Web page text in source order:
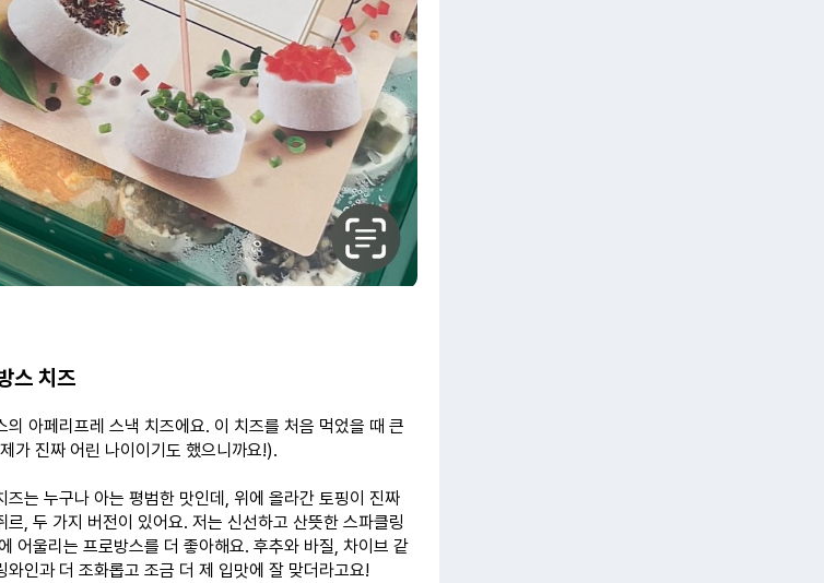
스 치즈
아페리프레 스낵 치즈에요. 이 치즈를 처음 먹었을 때 큰
가 진짜 어린 나이이기도 했으니까요!).
는 누구나 아는 평범한 맛인데, 위에 올라간 토핑이 진짜
, 두 가지 버전이 있어요. 저는 신선하고 산뜻한 스파클링
어울리는 프로방스를 더 좋아해요. 후추와 바질, 차이브 같
인과 더 조화롭고 조금 더 제 입맛에 잘 맞더라고요!